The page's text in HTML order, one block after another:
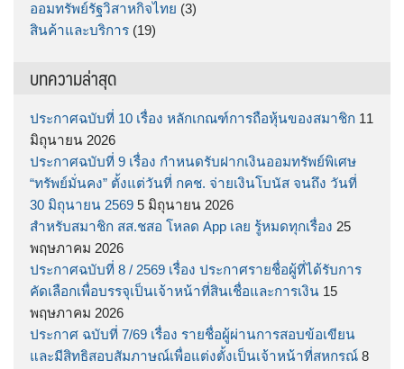
ออมทรัพย์รัฐวิสาหกิจไทย (3)
สินค้าและบริการ (19)
บทความล่าสุด
ประกาศฉบับที่ 10 เรื่อง หลักเกณฑ์การถือหุ้นของสมาชิก 11
มิถุนายน 2026
ประกาศฉบับที่ 9 เรื่อง กำหนดรับฝากเงินออมทรัพย์พิเศษ
“ทรัพย์มั่นคง” ตั้งแต่วันที่ กคช. จ่ายเงินโบนัส จนถึง วันที่
30 มิถุนายน 2569 5 มิถุนายน 2026
สำหรับสมาชิก สส.ชสอ โหลด App เลย รู้หมดทุกเรื่อง 25
พฤษภาคม 2026
ประกาศฉบับที่ 8 / 2569 เรื่อง ประกาศรายชื่อผู้ที่ได้รับการ
คัดเลือกเพื่อบรรจุเป็นเจ้าหน้าที่สินเชื่อและการเงิน 15
พฤษภาคม 2026
ประกาศ ฉบับที่ 7/69 เรื่อง รายชื่อผู้ผ่านการสอบข้อเขียน
และมีสิทธิสอบสัมภาษณ์เพื่อแต่งตั้งเป็นเจ้าหน้าที่สหกรณ์ 8